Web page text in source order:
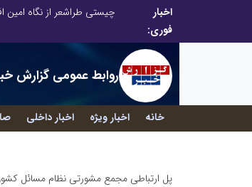
اخبار
فوری:
روابط عمومی گزارش
خانه اخبار ویژه اخبار داخلی
پل ارتباطی مجمع مشورتی نظام مسائل